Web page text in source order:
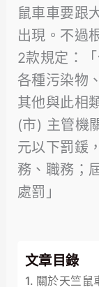
鼠車車要跟
出現。不過
2款規定：
各種污染物
其他與此相
(市) 主管機
元以下罰鍰
務、職務；
處罰」
文章目錄
關於天竺鼠